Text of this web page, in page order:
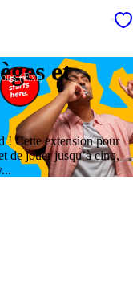
(Ext) et
! Cette extension pour
de jouer jusqu’à cinq,